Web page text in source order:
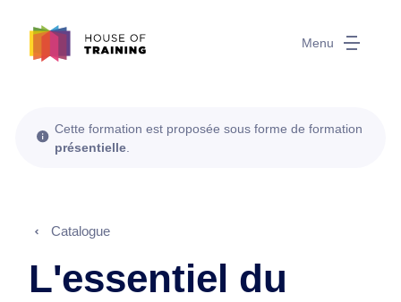
Menu
Cette formation est proposée sous forme de formation
présentielle
Catalogue
L'essentiel du